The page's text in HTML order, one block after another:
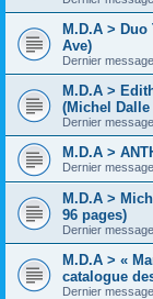
M.D.A >
Ave)
Dernier
M.D.A >
(Michel Dalle
Dernier
M.D.A >
Dernier
M.D.A >
96 pages)
Dernier
M.D.A > «
catalogue
Dernier